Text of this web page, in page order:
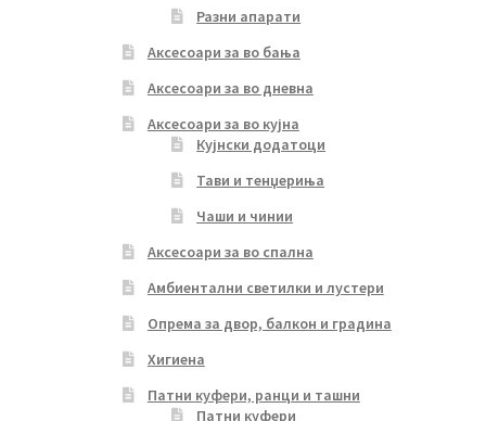
Разни апарати
Аксесоари за во бања
Аксесоари за во дневна
Аксесоари за во кујна
Кујнски додатоци
Тави и тенџериња
Чаши и чинии
Аксесоари за во спална
Амбиентални светилки и лустери
Опрема за двор, балкон и градина
Хигиена
Патни куфери, ранци и ташни
Патни куфери